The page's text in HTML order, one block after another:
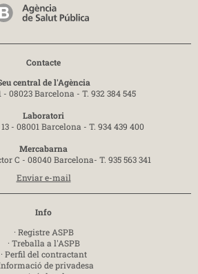
Contacte
central de l'Agència
- 08023 Barcelona - T. 932 384 545
Laboratori
- 08001 Barcelona - T. 934 439 400
Mercabarna
C - 08040 Barcelona- T. 935 563 341
Enviar e-mail
Info
· Registre ASPB
· Treballa a l'ASPB
· Perfil del contractant
de privadesa